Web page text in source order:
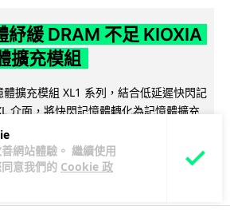
網站體驗。 繼續使用
意我們的 Cookie 政
紓緩 DRAM 不足 KIOXIA
擴充模組
擴充模組 XL1 系列，結合低延遲快閃記
介面，將快閃記憶體轉化為記憶體擴充